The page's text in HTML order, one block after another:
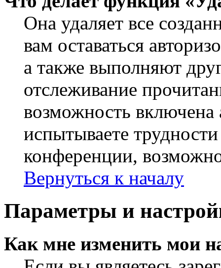
Она удаляет все
вам оставаться
а также выполняют
отслеживание
возможность
испытываете
конференции,
Вернуться к началу
Параметры и
Как мне изменить мои